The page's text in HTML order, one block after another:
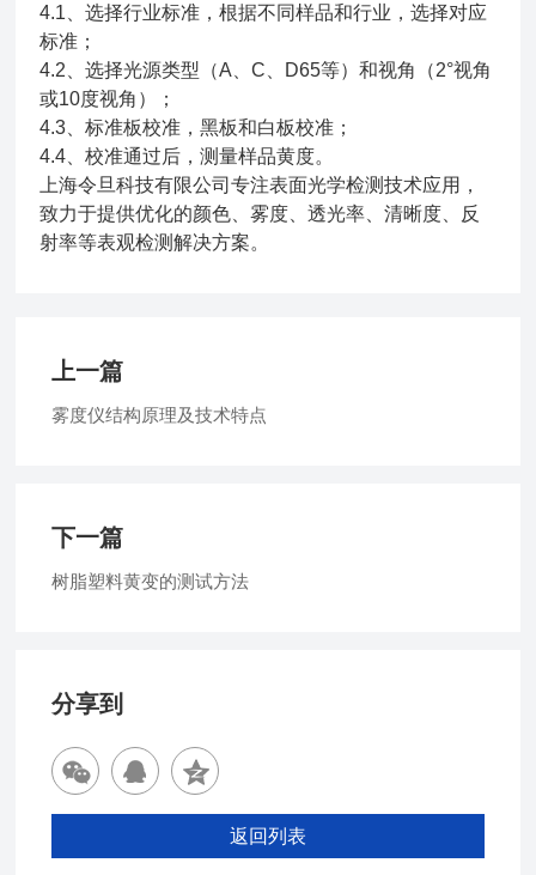
4.1、选择行业标准，根据不同样品和行业，选择对应
标准；
4.2、选择光源类型（A、C、D65等）和视角（2°视角
或10度视角）；
4.3、标准板校准，黑板和白板校准；
4.4、校准通过后，测量样品黄度。
上海令旦科技有限公司专注表面光学检测技术应用，
致力于提供优化的颜色、雾度、透光率、清晰度、反
射率等表观检测解决方案。
上一篇
雾度仪结构原理及技术特点
下一篇
树脂塑料黄变的测试方法
分享到
返回列表